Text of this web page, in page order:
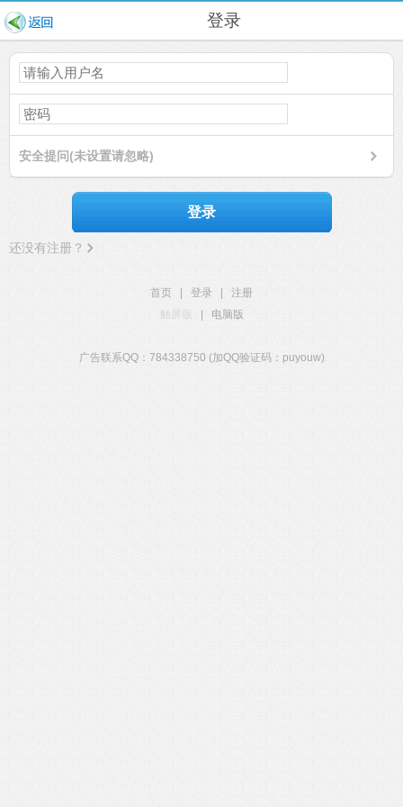
登录
安全提问(未设置请忽略)
登录
还没有注册？
首页 登录
注册
触屏版
电脑版
广告联系QQ：784338750 (加QQ验证码：puyouw)